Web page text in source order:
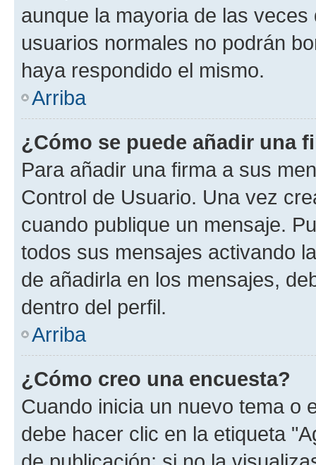
aunque la mayoria de las
usuarios normales no podrán
haya respondido el mismo.
Arriba
¿Cómo se puede añadir una
Para añadir una firma a sus
Control de Usuario. Una vez
cuando publique un mensaje.
todos sus mensajes activando
de añadirla en los mensajes,
dentro del perfil.
Arriba
¿Cómo creo una encuesta?
Cuando inicia un nuevo tema o
debe hacer clic en la etiqueta